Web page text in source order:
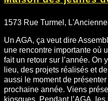
1573 Rue Turmel,
Un AGA, ça veut dire
une rencontre importante où
fait un retour sur l’année. On
lieu, des projets réalisés et
aussi le moment de
prochaine année. Viens
kiosques. Pendant l’AGA,